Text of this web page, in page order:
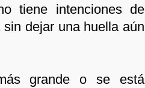
tiene intenciones de
dejar una huella aún
grande o se está